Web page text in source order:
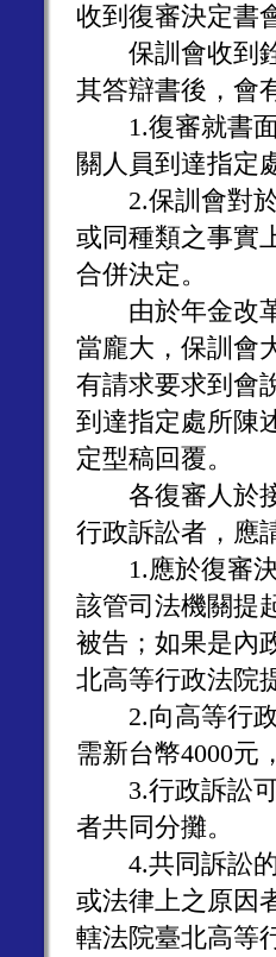
收到復審決定書
保訓會收到銓
其答辯書後，會
1.復審就書面
關人員到達指定
2.保訓會對於
或同種類之事實
合併決定。
由於年金改革
當龐大，保訓會
有請求要求到會
到達指定處所陳
定型稿回覆。
各復審人於接
行政訴訟者，應
1.應於復審決
該管司法機關提
被告；如果是內
北高等行政法院
2.向高等行政
需新台幣4000元
3.行政訴訟可
者共同分攤。
4.共同訴訟的
或法律上之原因
轄法院臺北高等